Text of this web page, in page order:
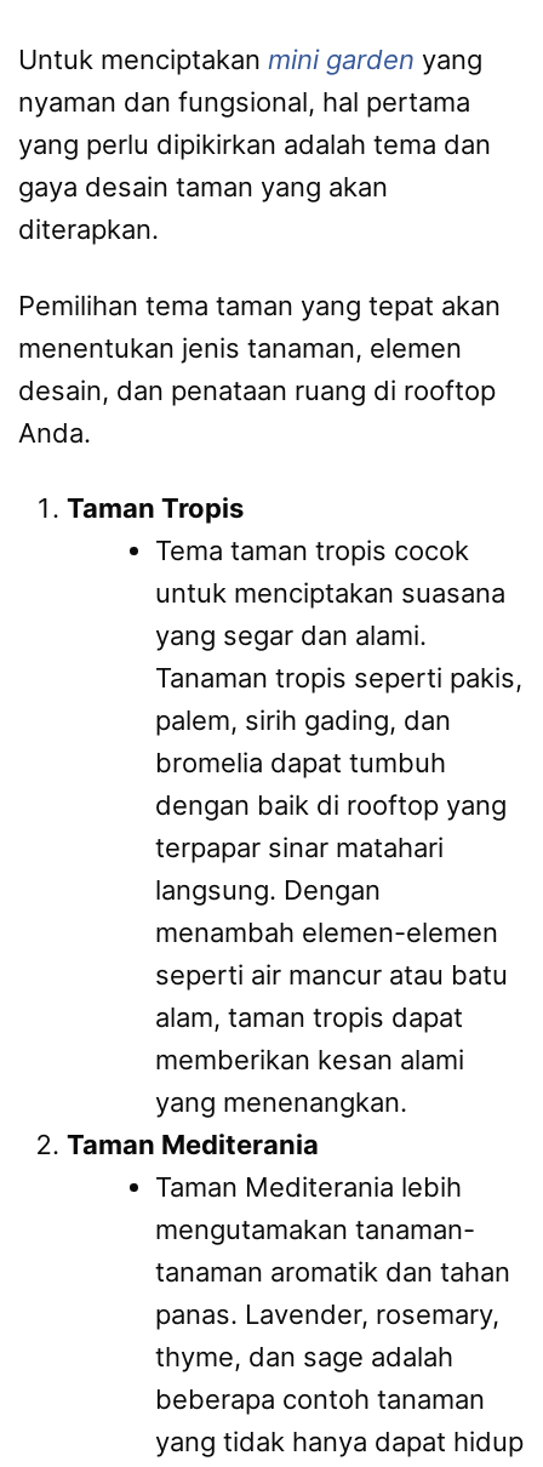
Untuk menciptakan mini garden yang
nyaman dan fungsional, hal pertama
yang perlu dipikirkan adalah tema dan
gaya desain taman yang akan
diterapkan.
Pemilihan tema taman yang tepat akan
menentukan jenis tanaman, elemen
desain, dan penataan ruang di rooftop
Anda.
Taman Tropis
Tema taman tropis cocok
untuk menciptakan suasana
yang segar dan alami.
Tanaman tropis seperti pakis,
palem, sirih gading, dan
bromelia dapat tumbuh
dengan baik di rooftop yang
terpapar sinar matahari
langsung. Dengan
menambah elemen-elemen
seperti air mancur atau batu
alam, taman tropis dapat
memberikan kesan alami
yang menenangkan.
Taman Mediterania
Taman Mediterania lebih
mengutamakan tanaman-
tanaman aromatik dan tahan
panas. Lavender, rosemary,
thyme, dan sage adalah
beberapa contoh tanaman
yang tidak hanya dapat hidup